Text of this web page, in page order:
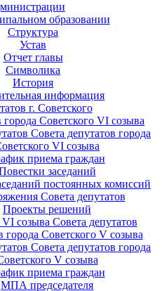
образовании
Структура
Устав
Отчет главы
Символика
История
информация
г. Советского
города Советского VI созыва
Совета депутатов города
VI созыва
приема граждан
заседаний
постоянных комиссий
Совета депутатов
Проекты решений
созыва Совета депутатов
города Советского V созыва
Совета депутатов города
V созыва
приема граждан
МПА председателя